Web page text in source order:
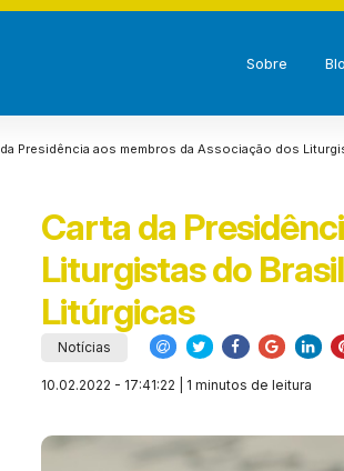
Sobre
da Presidência aos membros da Associação dos
Carta da
Liturgistas do
Litúrgicas
Notícias
10.02.2022 - 17:41:22 | 1 minutos de leitura